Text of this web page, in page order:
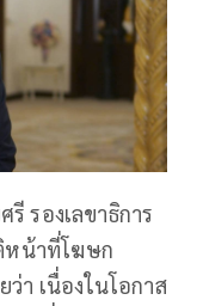
รองเลขาธิการ
หน้าที่โฆษก
า เนื่องในโอกาส